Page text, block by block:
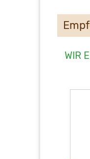
WIR